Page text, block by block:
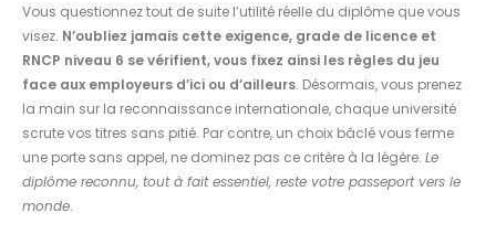
Vous questionnez tout de suite l’utilité réelle du diplôme que vous
visez. N’oubliez jamais cette exigence, grade de licence et
RNCP niveau 6 se vérifient, vous fixez ainsi les règles du jeu
face aux employeurs d’ici ou d’ailleurs. Désormais, vous prenez
la main sur la reconnaissance internationale, chaque université
scrute vos titres sans pitié. Par contre, un choix bâclé vous ferme
une porte sans appel, ne dominez pas ce critère à la légère. Le
diplôme reconnu, tout à fait essentiel, reste votre passeport vers le
monde.